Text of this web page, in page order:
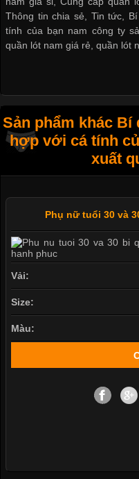
Thông tin chia sẻ
Tin tức
tính của bạn nam công ty
quần lót nam giá rẻ ,quần lót
Sản phẩm khác Bí
hợp với cá tính
xuất
Phụ nữ tuổi 30 và
Vải:
Size:
Màu: